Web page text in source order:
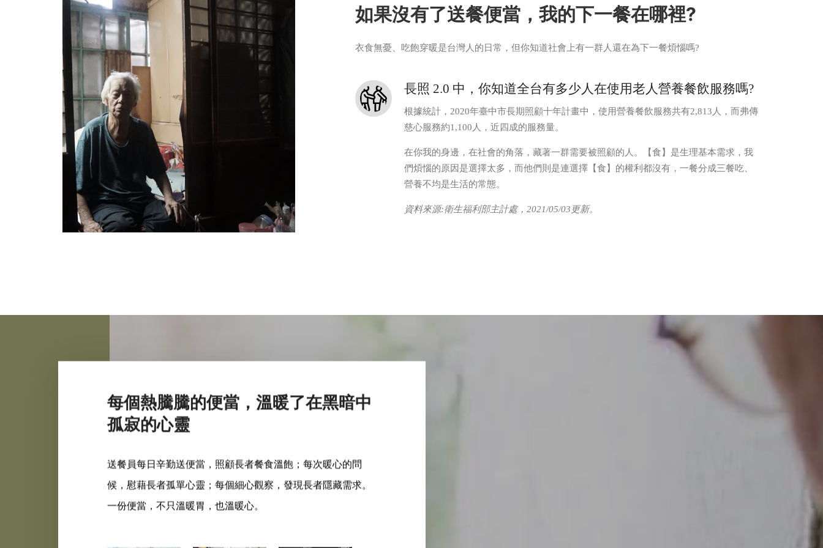
如果沒有了送餐便當，我的下一餐在哪裡?
衣食無憂、吃飽穿暖是台灣人的日常，但你知道社會上有一群人還在為下一餐煩惱嗎?
長照 2.0 中，你知道全台有多少人在使用老人營養餐飲服務嗎?
根據統計，2020年臺中市長期照顧十年計畫中，使用營養餐飲服務共有2,813人，而弗傳
慈心服務約1,100人，近四成的服務量。
在你我的身邊，在社會的角落，藏著一群需要被照顧的人。【食】是生理基本需求，我
們煩惱的原因是選擇太多，而他們則是連選擇【食】的權利都沒有，一餐分成三餐吃、
營養不均是生活的常態。
資料來源:衛生福利部主計處，2021/05/03更新。
每個熱騰騰的便當，溫暖了在黑暗中
孤寂的心靈
送餐員每日辛勤送便當，照顧長者餐食溫飽；每次暖心的問
候，慰藉長者孤單心靈；每個細心觀察，發現長者隱藏需求。
一份便當，不只溫暖胃，也溫暖心。